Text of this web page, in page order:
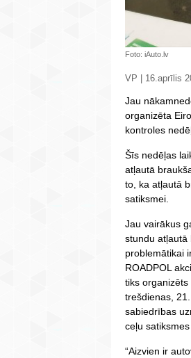
Foto: iAuto.lv
VP | 16.aprīlis
Jau
organizēta
kontroles
Šīs nedēļas
atļautā
to, ka atļautā
satiksmei.
Jau vairākus
stundu atļautā
problemātikai
ROADPOL
tiks
trešdienas,
sabiedrības
ceļu
“Aizvien ir